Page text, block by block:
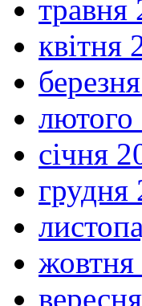
травня
квітня
січня
грудня